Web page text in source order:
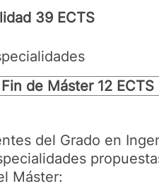
39 ECTS
de Máster 12 ECTS
del Grado en
Máster: